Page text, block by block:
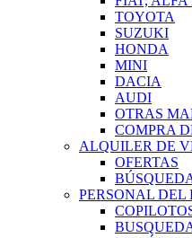
TOYOTA
SUZUKI
HONDA
MINI
DACIA
AUDI
OTRAS
COMPRA
ALQUILER DE
OFERTAS
PERSONAL DEL